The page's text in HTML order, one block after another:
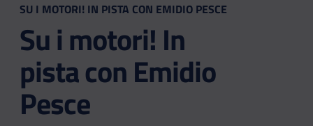
SU I MOTORI! IN PISTA CON EMIDIO PESCE
Su i motori! In
pista con Emidio
Pesce